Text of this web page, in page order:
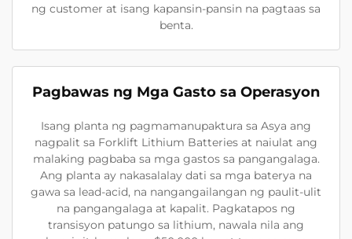
ng customer at isang kapansin-pansin na pagtaas sa
benta.
Pagbawas ng Mga Gasto sa Operasyon
Isang planta ng pagmamanupaktura sa Asya ang
nagpalit sa Forklift Lithium Batteries at naiulat ang
malaking pagbaba sa mga gastos sa pangangalaga.
Ang planta ay nakasalalay dati sa mga baterya na
gawa sa lead-acid, na nangangailangan ng paulit-ulit
na pangangalaga at kapalit. Pagkatapos ng
transisyon patungo sa lithium, nawala nila ang